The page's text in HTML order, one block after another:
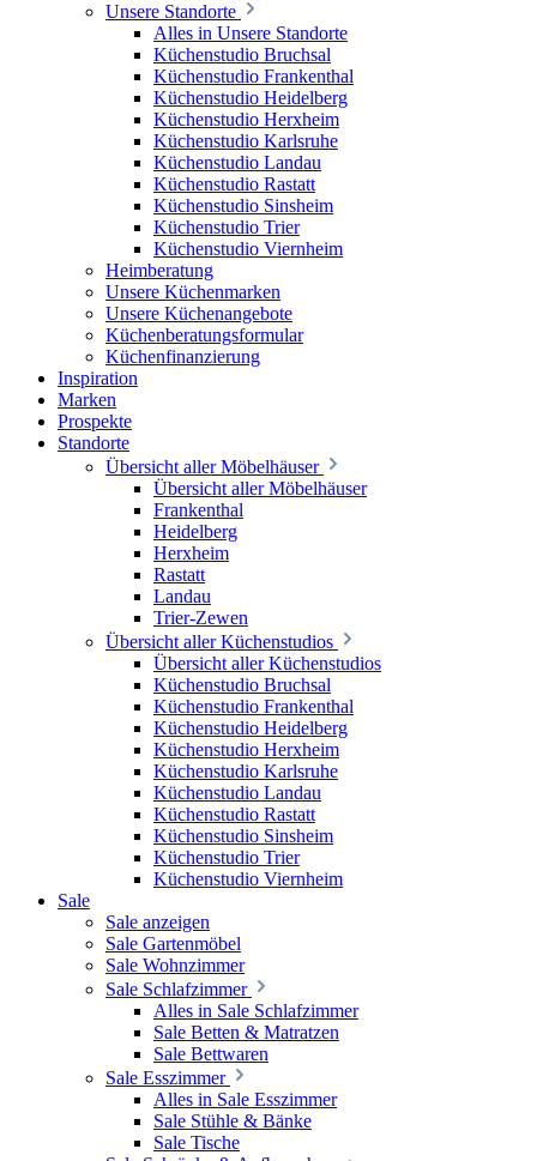
Unsere Standorte
Alles in Unsere Standorte
Küchenstudio Bruchsal
Küchenstudio Frankenthal
Küchenstudio Heidelberg
Küchenstudio Herxheim
Küchenstudio Karlsruhe
Küchenstudio Landau
Küchenstudio Rastatt
Küchenstudio Sinsheim
Küchenstudio Trier
Küchenstudio Viernheim
Heimberatung
Unsere Küchenmarken
Unsere Küchenangebote
Küchenberatungsformular
Küchenfinanzierung
Inspiration
Marken
Prospekte
Standorte
Übersicht aller Möbelhäuser
Übersicht aller Möbelhäuser
Frankenthal
Heidelberg
Herxheim
Rastatt
Landau
Trier-Zewen
Übersicht aller Küchenstudios
Übersicht aller Küchenstudios
Küchenstudio Bruchsal
Küchenstudio Frankenthal
Küchenstudio Heidelberg
Küchenstudio Herxheim
Küchenstudio Karlsruhe
Küchenstudio Landau
Küchenstudio Rastatt
Küchenstudio Sinsheim
Küchenstudio Trier
Küchenstudio Viernheim
Sale
Sale anzeigen
Sale Gartenmöbel
Sale Wohnzimmer
Sale Schlafzimmer
Alles in Sale Schlafzimmer
Sale Betten & Matratzen
Sale Bettwaren
Sale Esszimmer
Alles in Sale Esszimmer
Sale Stühle & Bänke
Sale Tische